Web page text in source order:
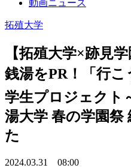
動画ニュース
拓殖大学
【拓殖大学×跡見
銭湯をPR！「行
学生プロジェクト
湯大学 春の学園祭
た
2024.03.31 08:00